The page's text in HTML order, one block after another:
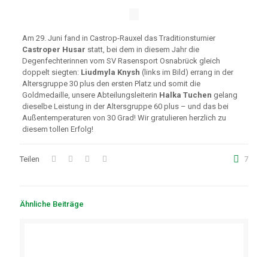
Am 29. Juni fand in Castrop-Rauxel das Traditionsturnier
Castroper Husar statt, bei dem in diesem Jahr die
Degenfechterinnen vom SV Rasensport Osnabrück gleich
doppelt siegten: Liudmyla Knysh (links im Bild) errang in der
Altersgruppe 30 plus den ersten Platz und somit die
Goldmedaille, unsere Abteilungsleiterin Halka Tuchen gelang
dieselbe Leistung in der Altersgruppe 60 plus – und das bei
Außentemperaturen von 30 Grad! Wir gratulieren herzlich zu
diesem tollen Erfolg!
Teilen 7
Ähnliche Beiträge